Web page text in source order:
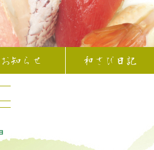
お知らせ 和さび日記